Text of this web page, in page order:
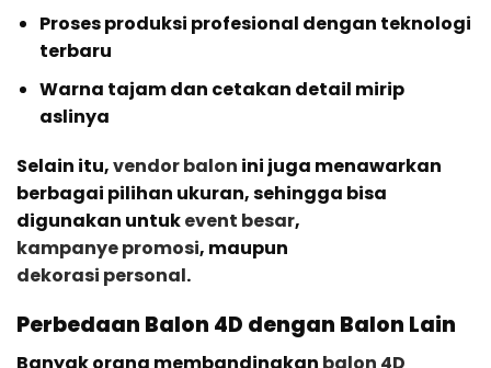
Proses produksi profesional dengan teknologi
terbaru
Warna tajam dan cetakan detail mirip
aslinya
Selain itu,vendor balon ini juga menawarkan
berbagai pilihan ukuran, sehingga bisa
digunakan untukevent besar,
kampanye promosi, maupun
dekorasi personal.
Perbedaan Balon 4D dengan Balon Lain
Banyak orang membandingkan balon 4D